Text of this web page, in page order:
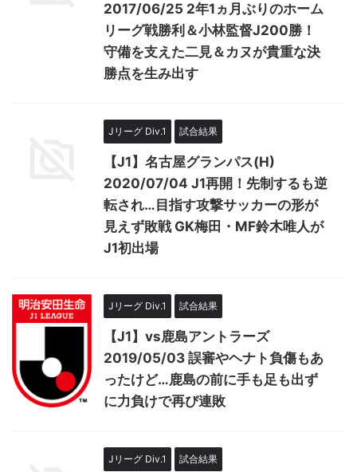
2017/06/25 2年1ヵ月ぶりのホーム
リーグ戦勝利＆小林監督J200勝！
守備を支えた二見＆カヌが貴重な決
勝点を生み出す
Jリーグ Div.1 試合結果
【J1】名古屋グランパス(H)
2020/07/04 J1再開！先制するも逆
転され…目指す攻撃サッカーの形が
見えず敗戦 GK梅田・MF鈴木唯人が
J1初出場
Jリーグ Div.1 試合結果
【J1】vs鹿島アントラーズ
2019/05/03 誤審やヘナト負傷もあ
ったけど…鹿島の前に手も足も出ず
に力負けで再び連敗
Jリーグ Div.1 試合結果